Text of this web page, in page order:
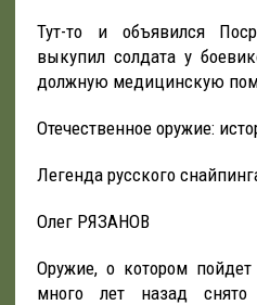
Тут-то и объявился
выкупил солдата у
должную медицинскую
Отечественное оружие:
Легенда русского
Олег РЯЗАНОВ
Оружие, о котором
много лет назад